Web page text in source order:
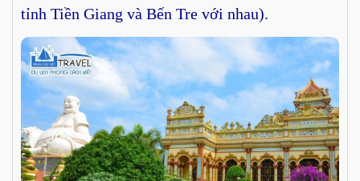
tỉnh Tiền Giang và Bến Tre với nhau).